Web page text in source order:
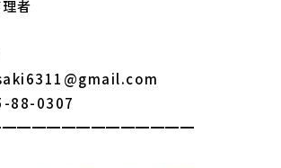
者
88-0307